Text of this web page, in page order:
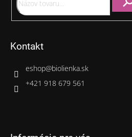
Kontakt
eshop@biolienka.sk
+421 918 679 561